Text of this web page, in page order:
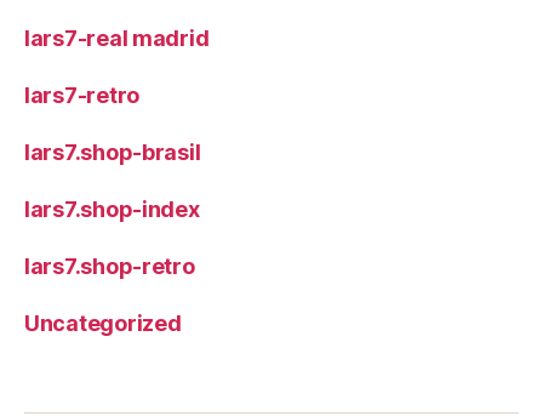
lars7-real madrid
lars7-retro
lars7.shop-brasil
lars7.shop-index
lars7.shop-retro
Uncategorized